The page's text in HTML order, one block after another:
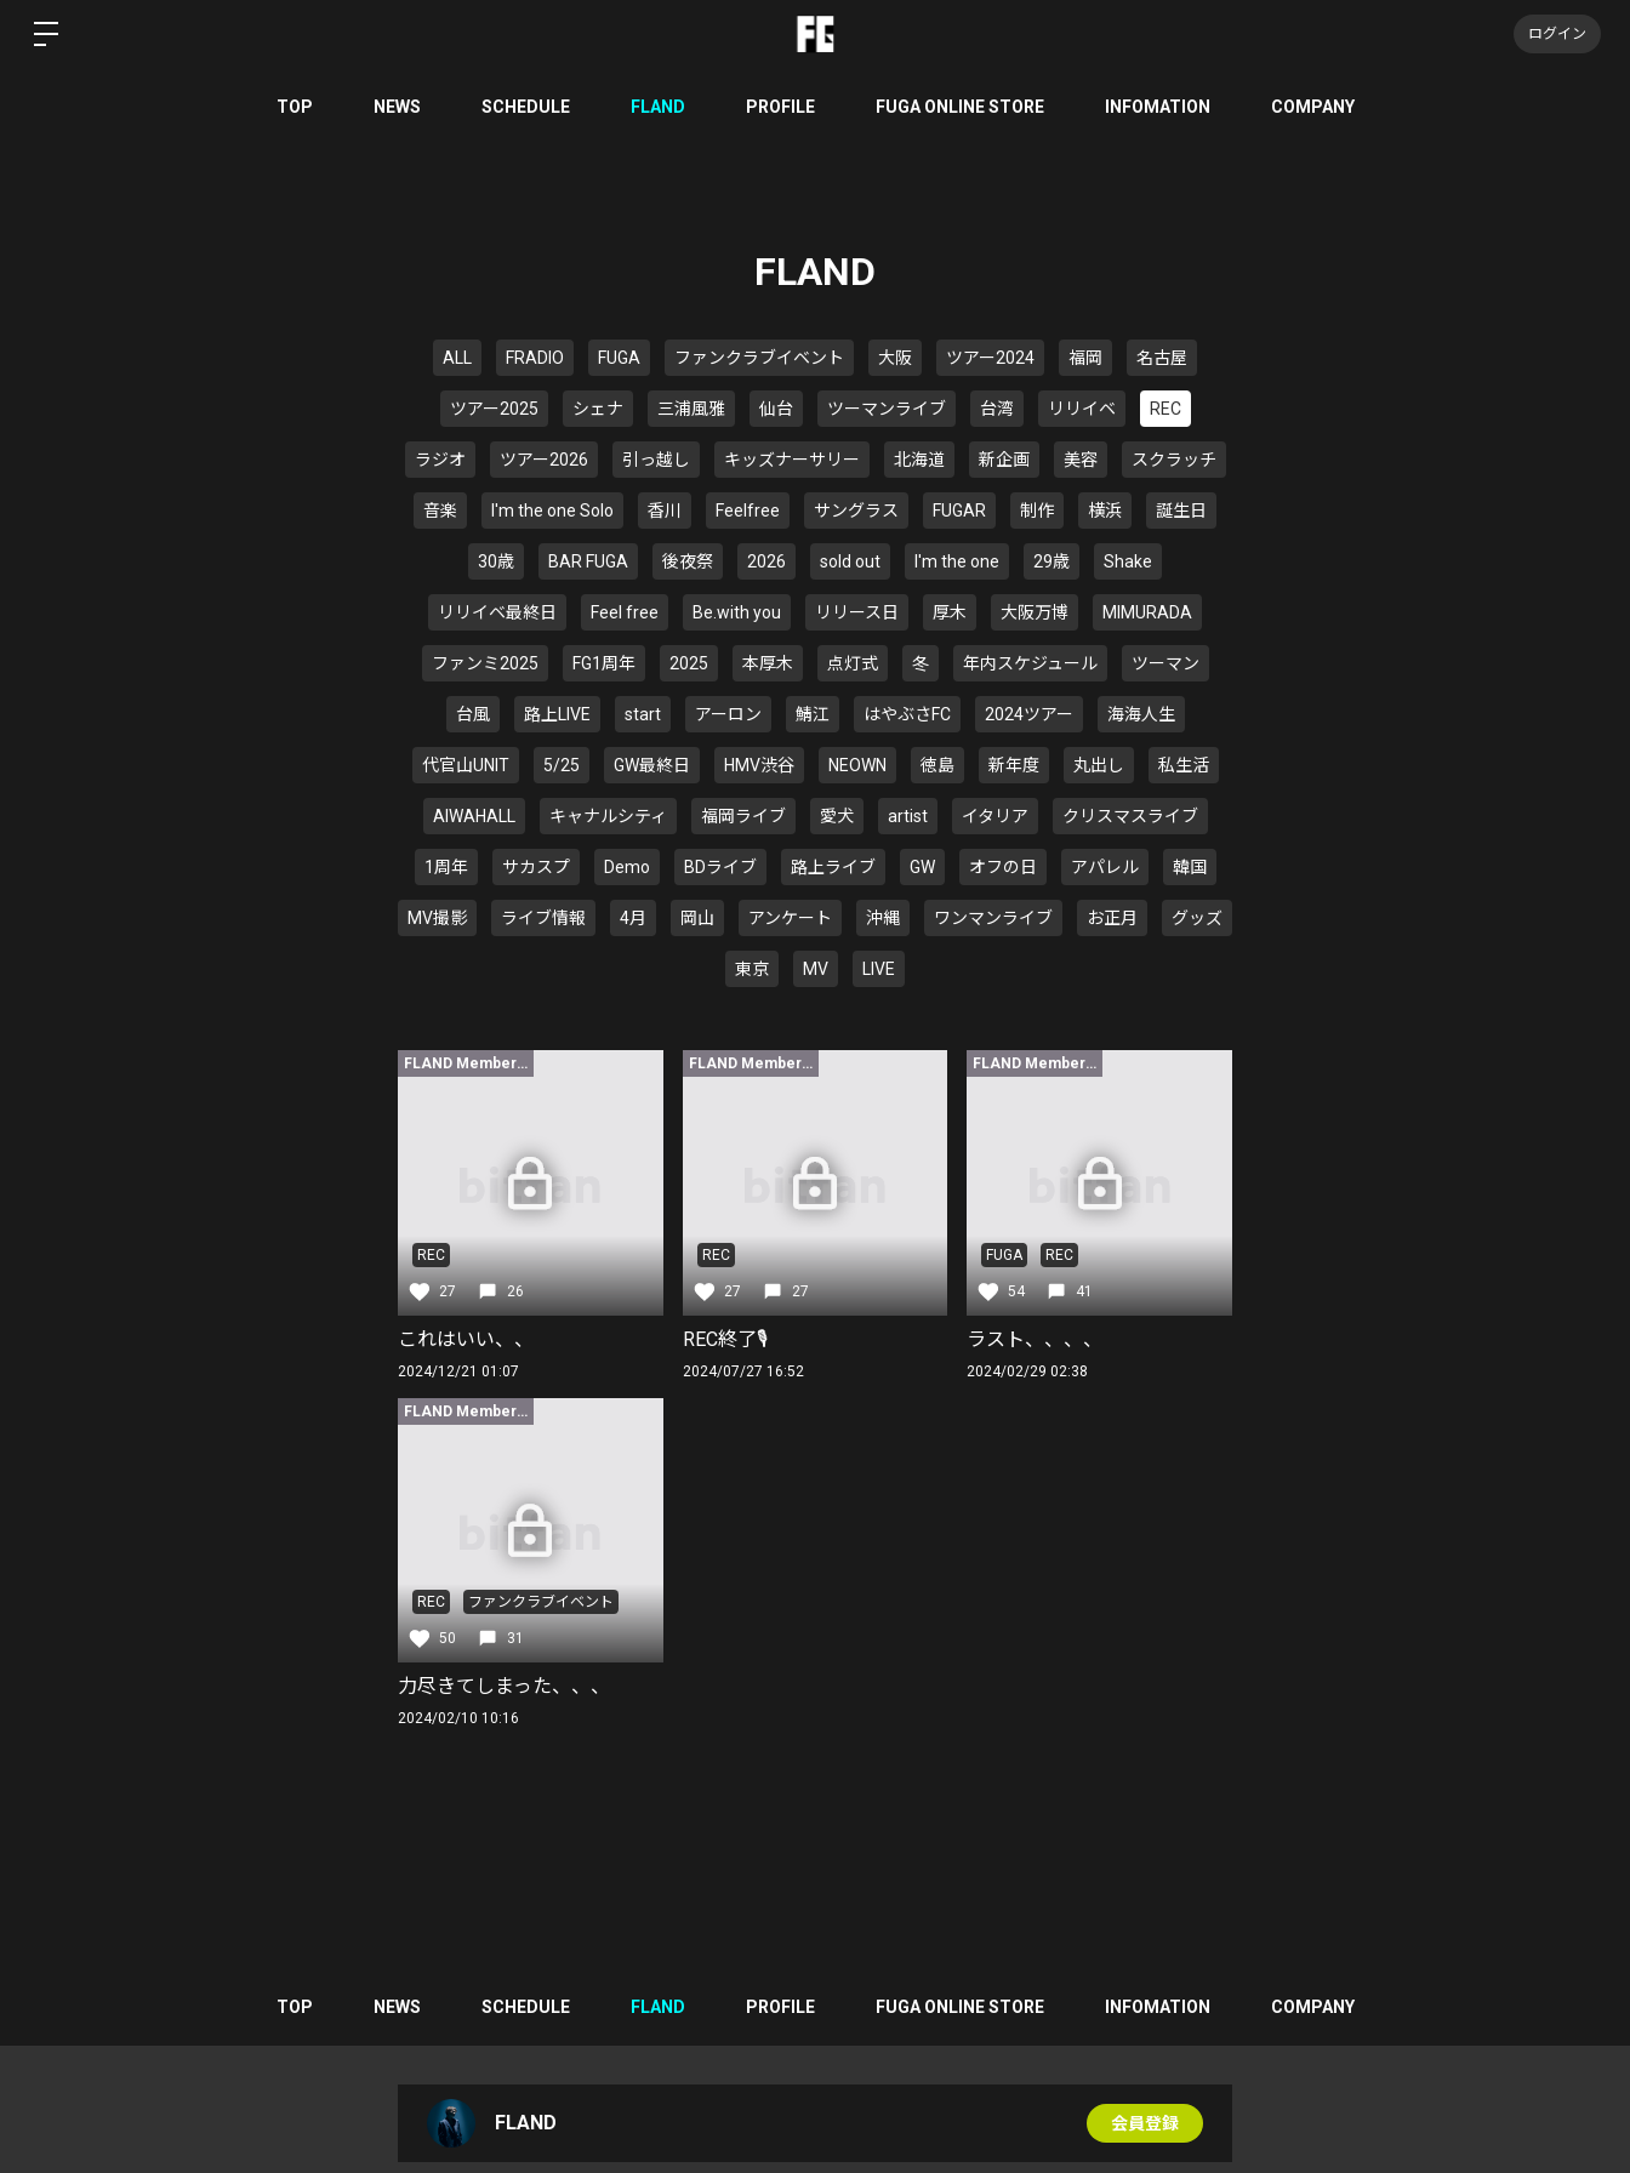
ログイン
TOP NEWS SCHEDULE FLAND PROFILE FUGA ONLINE STORE INFOMATION COMPANY
FLAND
ALL FRADIO FUGA ファンクラブイベント 大阪 ツアー2024 福岡 名古屋
ツアー2025 シェナ 三浦風雅 仙台 ツーマンライブ 台湾 リリイベ REC
ラジオ ツアー2026 引っ越し キッズナーサリー 北海道 新企画 美容 スクラッチ
音楽 I'm the one Solo 香川 Feelfree サングラス FUGAR 制作 横浜 誕生日
30歳 BAR FUGA 後夜祭 2026 sold out I'm the one 29歳 Shake
リリイベ最終日 Feel free Be.with you リリース日 厚木 大阪万博 MIMURADA
ファンミ2025 FG1周年 2025 本厚木 点灯式 冬 年内スケジュール ツーマン
台風 路上LIVE start アーロン 鯖江 はやぶさFC 2024ツアー 海海人生
代官山UNIT 5/25 GW最終日 HMV渋谷 NEOWN 徳島 新年度 丸出し 私生活
AIWAHALL キャナルシティ 福岡ライブ 愛犬 artist イタリア クリスマスライブ
1周年 サカスプ Demo BDライブ 路上ライブ GW オフの日 アパレル 韓国
MV撮影 ライブ情報 4月 岡山 アンケート 沖縄 ワンマンライブ お正月 グッズ
東京 MV LIVE
FLAND Member限定
REC
27 26
これはいい、、
2024/12/21 01:07
FLAND Member限定
REC
27 27
REC終了🎙️
2024/07/27 16:52
FLAND Member限定
FUGA REC
54 41
ラスト、、、、
2024/02/29 02:38
FLAND Member限定
REC ファンクラブイベント
50 31
力尽きてしまった、、、
2024/02/10 10:16
TOP NEWS SCHEDULE FLAND PROFILE FUGA ONLINE STORE INFOMATION COMPANY
FLAND 会員登録